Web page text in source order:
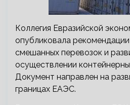
Коллегия Евразийской
опубликовала
смешанных перевозок и
осуществлении
Документ направлен на
границах ЕАЭС.